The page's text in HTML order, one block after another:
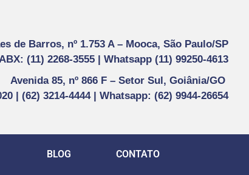
de Barros, nº 1.753 A – Mooca, São Paulo/SP
(11) 2268-3555 | Whatsapp (11) 99250-4613
Avenida 85, nº 866 F – Setor Sul, Goiânia/GO
| (62) 3214-4444 | Whatsapp: (62) 9944-26654
BLOG CONTATO